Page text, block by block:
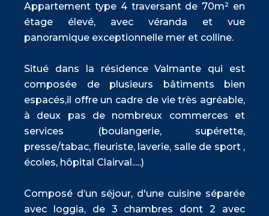
Appartement type 4 traversant de 70m² en
étage élevé, avec véranda et vue
panoramique exceptionnelle mer et colline.
Situé dans la résidence Valmante qui est
composée de plusieurs bâtiments bien
espacés,il offre un cadre de vie très agréable,
à deux pas de nombreux commerces et
services (boulangerie, supérette,
presse/tabac, fleuriste, laverie, salle de sport ,
écoles, hôpital Clairval.....)
Composé d’un séjour, d'une cuisine séparée
avec loggia, de 3 chambres dont 2 avec